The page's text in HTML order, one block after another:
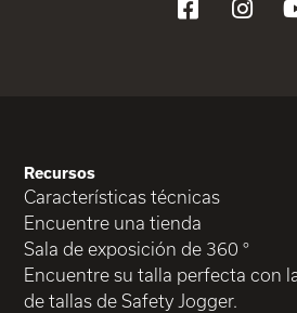
Recursos
Características técnicas
Encuentre una tienda
Sala de exposición de 360 °
Encuentre su talla perfecta con
de tallas de Safety Jogger.